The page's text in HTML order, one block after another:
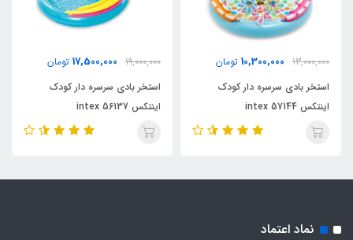
13,000,000
10,300,000 تومان
استخر بادی سرسره دار کودک
اینتکس intex 57144
19,000,000
17,500,000 تومان
استخر بادی سرسره دار کودک
اینتکس intex 56137
نماد اعتماد